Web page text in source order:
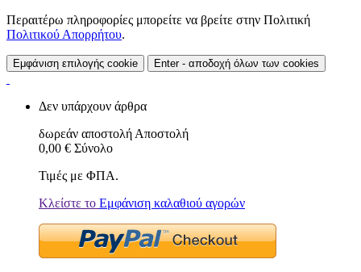
Περαιτέρω πληροφορίες μπορείτε να βρείτε στην Πολιτική
Πολιτικού Απορρήτου.
Εμφάνιση επιλογής cookie Enter - αποδοχή όλων των cookies
Δεν υπάρχουν άρθρα
δωρεάν αποστολή Αποστολή
0,00 € Σύνολο
Τιμές με ΦΠΑ.
Κλείστε το Εμφάνιση καλαθιού αγορών